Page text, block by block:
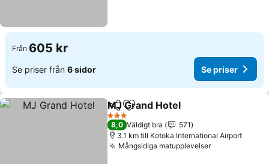
Från 605 kr
Se priser från 6 sidor Se priser
Dela Lägg till i Mina Favoriter
MJ Grand Hotel
3 Stjärnor
8,0 Väldigt bra
571
3.1 km till Kotoka International Airport
Mångsidiga matupplevelserSe priser